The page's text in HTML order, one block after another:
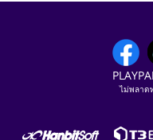
ไม่พลาด